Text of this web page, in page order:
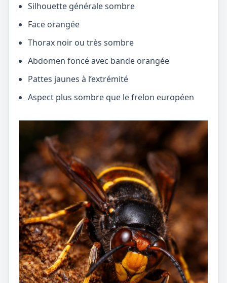
Silhouette générale sombre
Face orangée
Thorax noir ou très sombre
Abdomen foncé avec bande orangée
Pattes jaunes à l’extrémité
Aspect plus sombre que le frelon européen